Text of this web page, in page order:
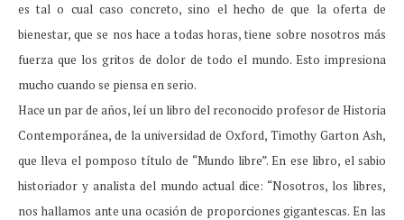
es tal o cual caso concreto, sino el hecho de que la oferta de
bienestar, que se nos hace a todas horas, tiene sobre nosotros más
fuerza que los gritos de dolor de todo el mundo. Esto impresiona
mucho cuando se piensa en serio.
Hace un par de años, leí un libro del reconocido profesor de Historia
Contemporánea, de la universidad de Oxford, Timothy Garton Ash,
que lleva el pomposo título de “Mundo libre”. En ese libro, el sabio
historiador y analista del mundo actual dice: “Nosotros, los libres,
nos hallamos ante una ocasión de proporciones gigantescas. En las